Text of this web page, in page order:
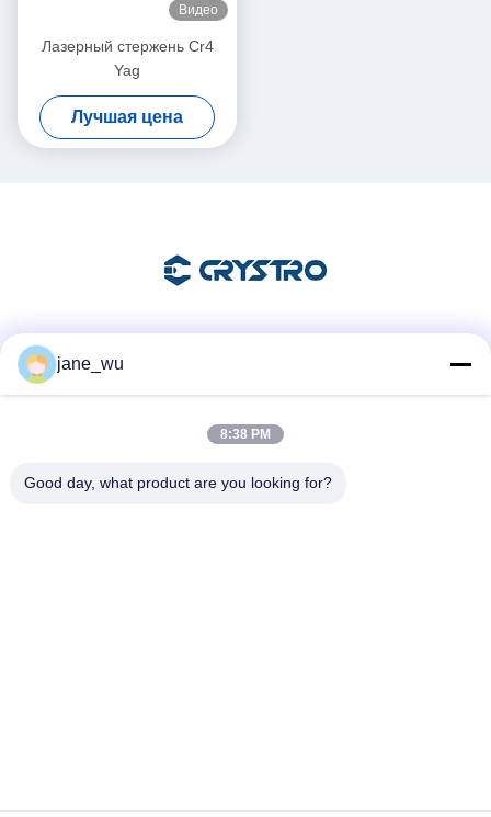
Видео
Лазерный стержень Cr4
Yag
Лучшая цена
jane_wu
8:38 PM
Good day, what product are you looking for?